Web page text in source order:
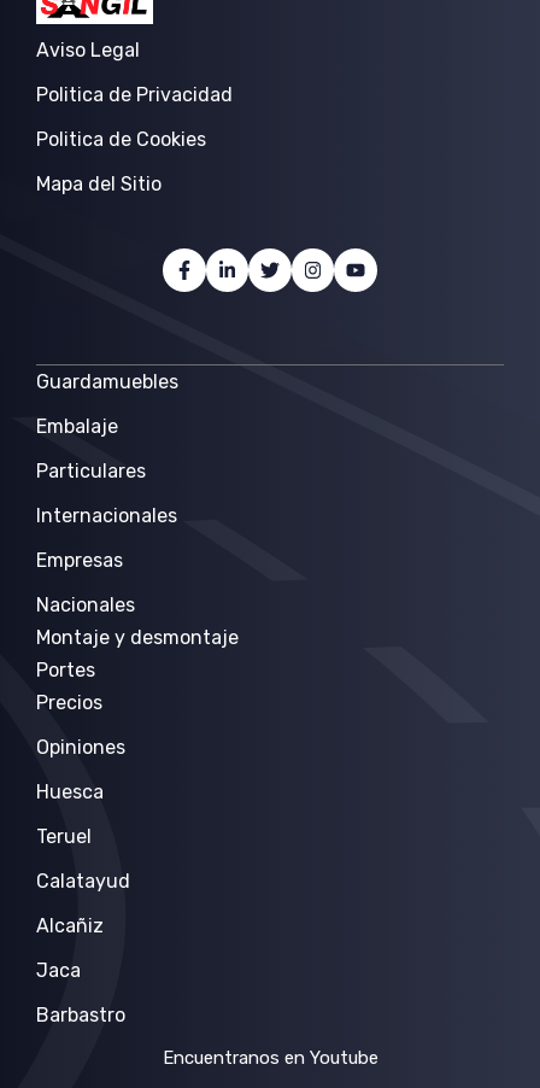
Aviso Legal
Politica de Privacidad
Politica de Cookies
Mapa del Sitio
Guardamuebles
Embalaje
Particulares
Internacionales
Empresas
Nacionales
Montaje y desmontaje
Portes
Precios
Opiniones
Huesca
Teruel
Calatayud
Alcañiz
Jaca
Barbastro
Encuentranos en Youtube